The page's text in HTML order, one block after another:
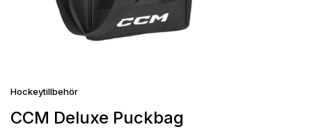
Hockeytillbehör
CCM Deluxe Puckbag